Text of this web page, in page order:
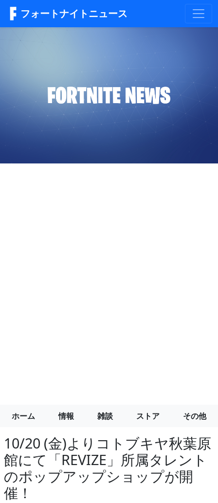
フォートナイトニュース
ホーム 情報 雑談 ストア その他
10/20 (金)よりコトブキヤ秋葉原
館にて「REVIZE」所属タレント
のポップアップショップが開
催！